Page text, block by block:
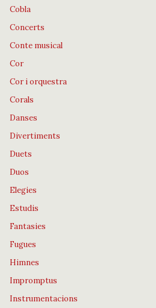
Cobla
Concerts
Conte musical
Cor
Cor i orquestra
Corals
Danses
Divertiments
Duets
Duos
Elegies
Estudis
Fantasies
Fugues
Himnes
Impromptus
Instrumentacions